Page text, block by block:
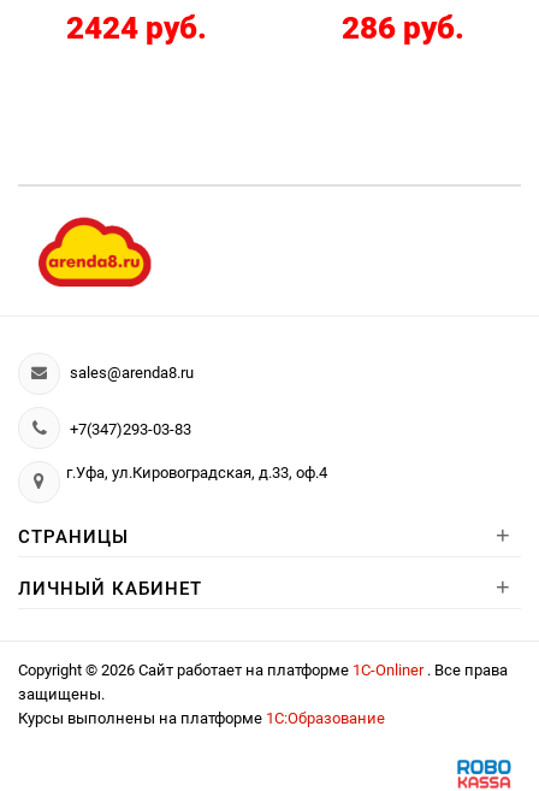
2424 руб. 286 руб.
sales@arenda8.ru
+7(347)293-03-83
г.Уфа, ул.Кировоградская, д.33, оф.4
СТРАНИЦЫ +
ЛИЧНЫЙ КАБИНЕТ +
Copyright © 2026 Сайт работает на платформе 1С-Onliner . Все права
защищены.
Курсы выполнены на платформе 1С:Образование